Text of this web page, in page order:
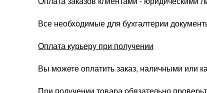
Все необходимые для бухгалтерии
Оплата курьеру при получении
Вы можете оплатить заказ, наличными или